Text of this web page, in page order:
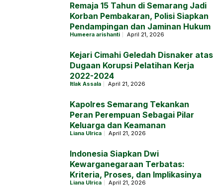
Remaja 15 Tahun di Semarang Jadi
Korban Pembakaran, Polisi Siapkan
Pendampingan dan Jaminan Hukum
Humeera arishanti April 21, 2026
Kejari Cimahi Geledah Disnaker atas
Dugaan Korupsi Pelatihan Kerja
2022-2024
Itlak Assala April 21, 2026
Kapolres Semarang Tekankan
Peran Perempuan Sebagai Pilar
Keluarga dan Keamanan
Liana Ulrica April 21, 2026
Indonesia Siapkan Dwi
Kewarganegaraan Terbatas:
Kriteria, Proses, dan Implikasinya
Liana Ulrica April 21, 2026